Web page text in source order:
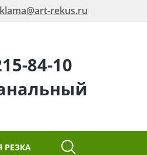
rekus.ru
84-10
РЕЗКА